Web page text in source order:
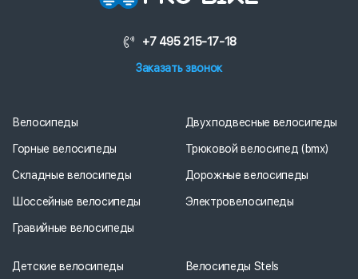
+7 495 215-17-18
Заказать звонок
Велосипеды
Горные велосипеды
Складные велосипеды
Шоссейные велосипеды
Гравийные велосипеды
Двухподвесные велосипеды
Трюковой велосипед (bmx)
Дорожные велосипеды
Электровелосипеды
Детские велосипеды Велосипеды Stels